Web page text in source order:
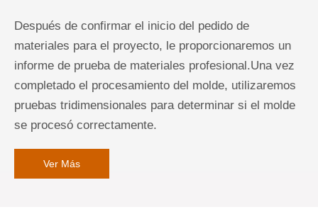
Después de confirmar el inicio del pedido de
materiales para el proyecto, le proporcionaremos un
informe de prueba de materiales profesional.Una vez
completado el procesamiento del molde, utilizaremos
pruebas tridimensionales para determinar si el molde
se procesó correctamente.
Ver Más